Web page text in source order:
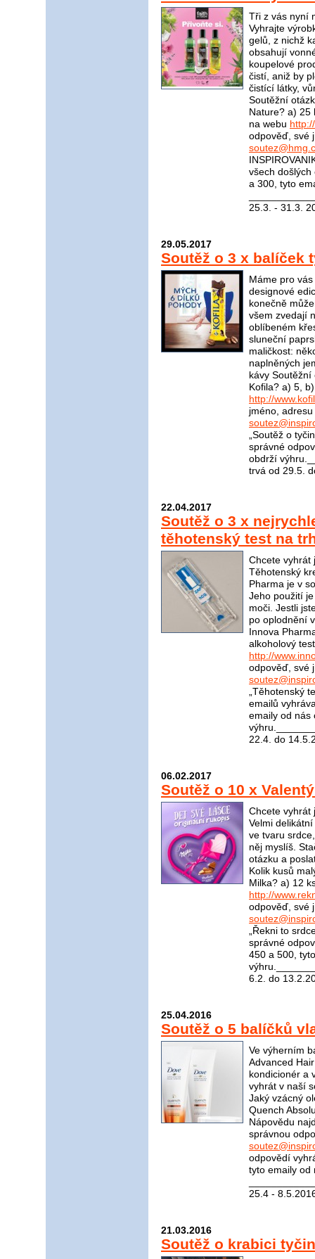
Tři z vás nyní
Vyhrajte
gelů, z nichž
obsahují
koupelové
čistí, aniž by
čistící látky,
Soutěžní
Nature? a) 25
na webu
odpověď, své
všech
a 300, tyto
25.3. - 31.3.
29.05.2017
Soutěž o 3 x balíček
Máme pro
designové
konečně
všem zvedají
oblíbeném
sluneční
maličkost:
naplněných
kávy
Kofila? a) 5,
http://
jméno,
„Soutěž o
správné
obdrží
trvá od 29.5.
22.04.2017
Soutěž o 3 x
těhotenský test na
Chcete vyhrát
Těhotenský
Pharma je v
Jeho použití
moči. Jestli
po oplodnění
Innova
alkoholový
http://
odpověď, své
„Těhotenský
emailů
emaily od nás
22.4. do
06.02.2017
Soutěž o 10 x
Chcete vyhrát
Velmi
ve tvaru
něj myslíš.
otázku a
Kolik kusů
Milka? a) 12
http://
odpověď, své
„Řekni to
správné
450 a 500,
6.2. do
25.04.2016
Soutěž o 5 balíčků
Ve výherním
Advanced
kondicionér a
vyhrát v naší
Jaký vzácný
Quench
Nápovědu
správnou
odpovědí
tyto emaily od
25.4 -
21.03.2016
Soutěž o krabici